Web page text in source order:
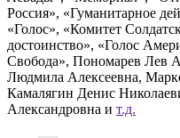
Россия», «Гуманитарное
«Голос», «Комитет
достоинство», «Голос
Свобода», Пономарев Лев
Людмила Алексеевна,
Камалягин Денис
Александровна и т.д.